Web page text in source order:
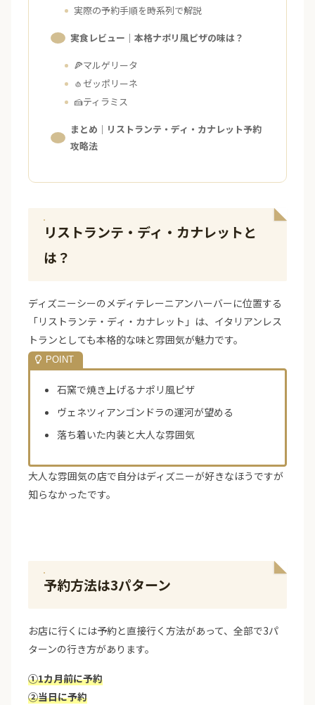
実際の予約手順を時系列で解説
実食レビュー｜本格ナポリ風ピザの味は？
🍕マルゲリータ
🧄ゼッポリーネ
🍰ティラミス
まとめ｜リストランテ・ディ・カナレット予約
攻略法
リストランテ・ディ・カナレットと
は？
ディズニーシーのメディテレーニアンハーバーに位置する
「リストランテ・ディ・カナレット」は、イタリアンレス
トランとしても本格的な味と雰囲気が魅力です。
石窯で焼き上げるナポリ風ピザ
ヴェネツィアンゴンドラの運河が望める
落ち着いた内装と大人な雰囲気
大人な雰囲気の店で自分はディズニーが好きなほうですが
知らなかったです。
予約方法は3パターン
お店に行くには予約と直接行く方法があって、全部で3パ
ターンの行き方があります。
①1カ月前に予約
②当日に予約